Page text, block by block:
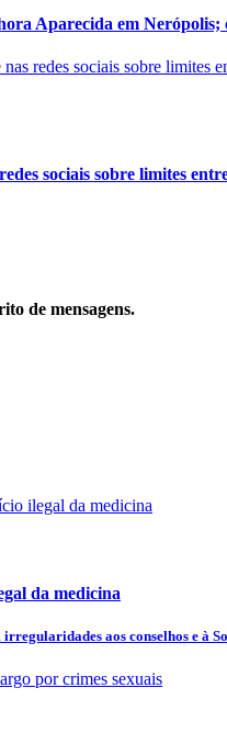
Aparecida em Nerópolis;
sociais sobre limites
de mensagens.
da medicina
aos conselhos e à